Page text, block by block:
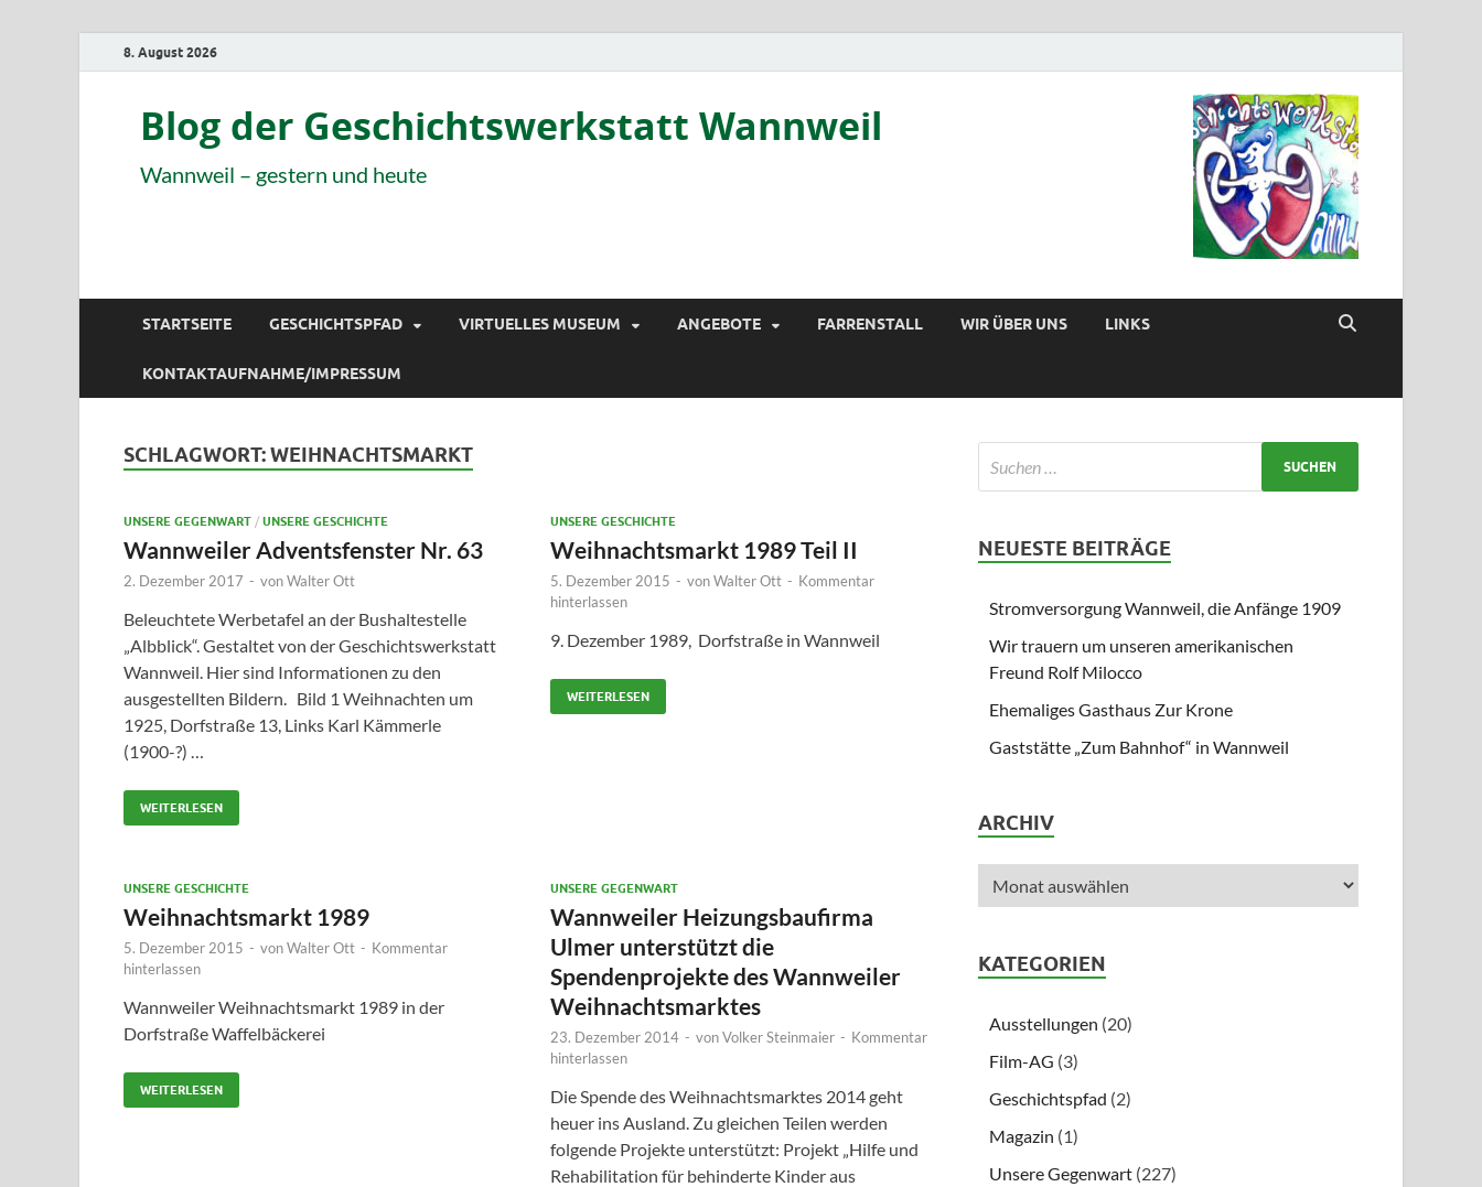
8. August 2026
Blog der Geschichtswerkstatt Wannweil
Wannweil – gestern und heute
STARTSEITE GESCHICHTSPFAD VIRTUELLES MUSEUM ANGEBOTE FARRENSTALL WIR ÜBER UNS LINKS
KONTAKTAUFNAHME/IMPRESSUM
SCHLAGWORT:WEIHNACHTSMARKT
UNSERE GEGENWART / UNSERE GESCHICHTE
Wannweiler Adventsfenster Nr. 63
2. Dezember 2017 - vonWalter Ott
Beleuchtete Werbetafel an der Bushaltestelle
„Albblick“. Gestaltet von der Geschichtswerkstatt
Wannweil. Hier sind Informationen zu den
ausgestellten Bildern. Bild 1 Weihnachten um
1925, Dorfstraße 13, Links Karl Kämmerle
(1900-?) …
WEITERLESEN
UNSERE GESCHICHTE
Weihnachtsmarkt 1989 Teil II
5. Dezember 2015 - vonWalter Ott - Kommentar
hinterlassen
9. Dezember 1989, Dorfstraße in Wannweil
WEITERLESEN
UNSERE GESCHICHTE
Weihnachtsmarkt 1989
5. Dezember 2015 - vonWalter Ott - Kommentar
hinterlassen
Wannweiler Weihnachtsmarkt 1989 in der
Dorfstraße Waffelbäckerei
WEITERLESEN
UNSERE GEGENWART
Wannweiler Heizungsbaufirma
Ulmer unterstützt die
Spendenprojekte des Wannweiler
Weihnachtsmarktes
23. Dezember 2014 - vonVolker Steinmaier - Kommentar
hinterlassen
Die Spende des Weihnachtsmarktes 2014 geht
heuer ins Ausland. Zu gleichen Teilen werden
folgende Projekte unterstützt: Projekt „Hilfe und
Rehabilitation für behinderte Kinder aus
NEUESTE BEITRÄGE
Stromversorgung Wannweil, die Anfänge 1909
Wir trauern um unseren amerikanischen
Freund Rolf Milocco
Ehemaliges Gasthaus Zur Krone
Gaststätte „Zum Bahnhof“ in Wannweil
ARCHIV
KATEGORIEN
Ausstellungen (20)
Film-AG (3)
Geschichtspfad (2)
Magazin (1)
Unsere Gegenwart (227)